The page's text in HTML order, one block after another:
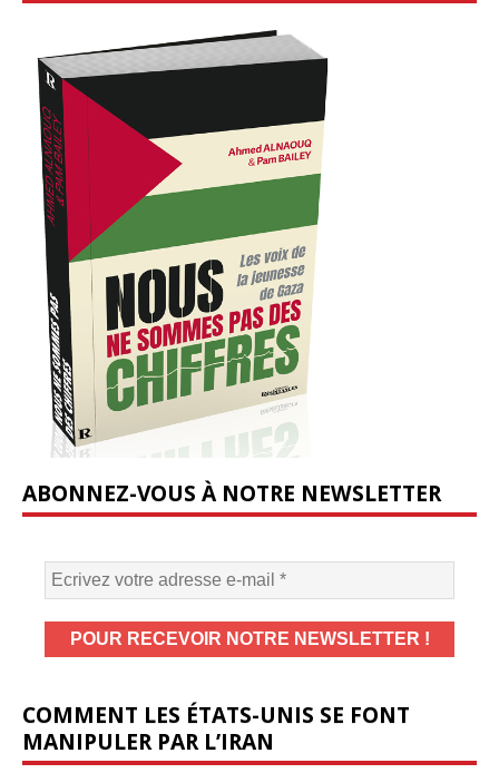
ABONNEZ-VOUS À NOTRE NEWSLETTER
COMMENT LES ÉTATS-UNIS SE FONT
MANIPULER PAR L’IRAN